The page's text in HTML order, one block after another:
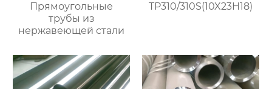
Прямоугольные
трубы из
нержавеющей стали
TP310/310S(10X23H18)